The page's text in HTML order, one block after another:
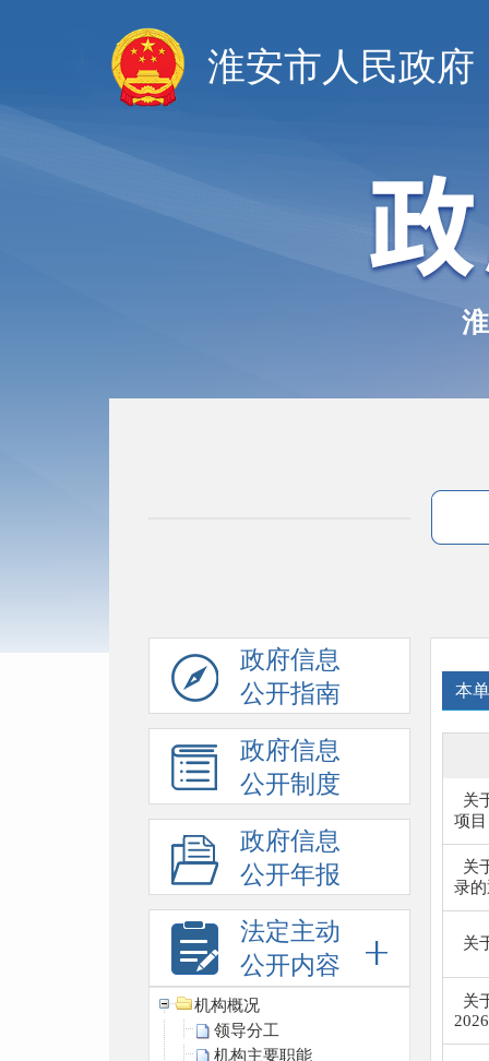
淮安市人民政府
政府信息
公开指南
政府信息
公开制度
政府信息
公开年报
法定主动
公开内容
机构概况
领导分工
机构主要职能
本
关
项
关
录
关
关